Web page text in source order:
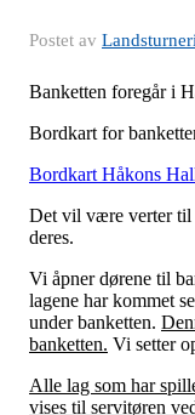
Postet av
Banketten foregår i
Bordkart for
Bordkart Håkons
Det vil være verter til
deres.
Vi åpner dørene til
lagene har kommet
under banketten.
banketten. Vi setter
Alle lag som har
vises til servitøren